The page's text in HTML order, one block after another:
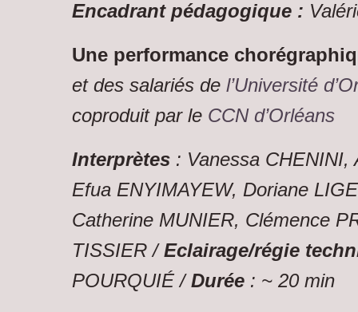
Encadrant pédagogique :
Une performance
et des salariés de l’Université
coproduit par le CCN d’Orléans
Interprètes : Vanessa CHENINI,
Efua ENYIMAYEW, Doriane
Catherine MUNIER, Clémence
TISSIER /Eclairage/régie
POURQUIÉ /Durée : ~ 20 min